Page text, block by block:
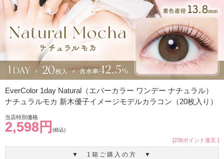
EverColor 1day Natural（エバーカラー ワンデー ナチュラル）
ナチュラルモカ 新木優子イメージモデルカラコン（20枚入り）
当店特別価格
2,598円 (税込)
[236ポイント進呈 ]
▼ 1箱ご購入の方 ▼